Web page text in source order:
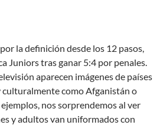
la definición desde los 12 pasos,
Juniors tras ganar 5:4 por penales.
aparecen imágenes de países
culturalmente como Afganistán o
nos sorprendemos al ver
y adultos van uniformados con